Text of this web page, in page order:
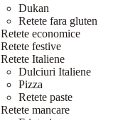
Dukan
Retete fara gluten
Retete economice
Retete festive
Retete Italiene
Dulciuri Italiene
Pizza
Retete paste
Retete mancare